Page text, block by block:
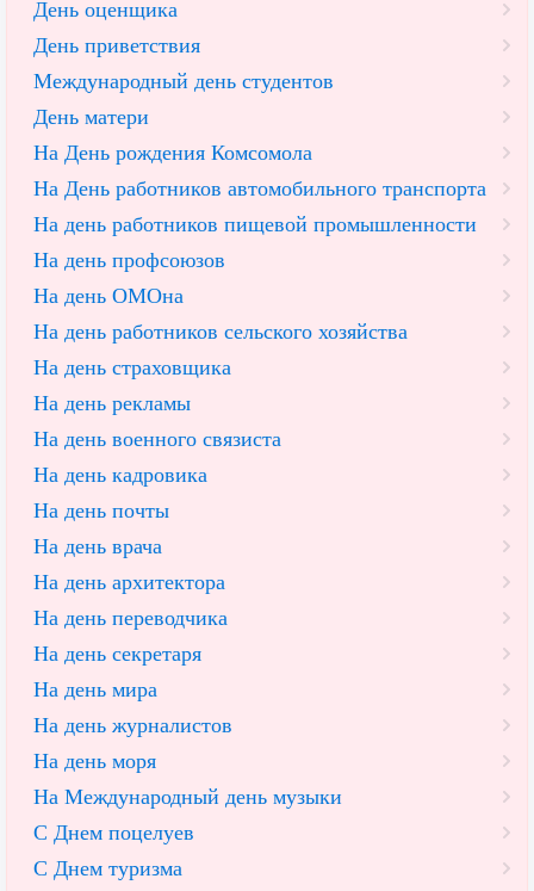
День оценщика
День приветствия
Международный день студентов
День матери
На День рождения Комсомола
На День работников автомобильного транспорта
На день работников пищевой промышленности
На день профсоюзов
На день ОМОна
На день работников сельского хозяйства
На день страховщика
На день рекламы
На день военного связиста
На день кадровика
На день почты
На день врача
На день архитектора
На день переводчика
На день секретаря
На день мира
На день журналистов
На день моря
На Международный день музыки
С Днем поцелуев
С Днем туризма